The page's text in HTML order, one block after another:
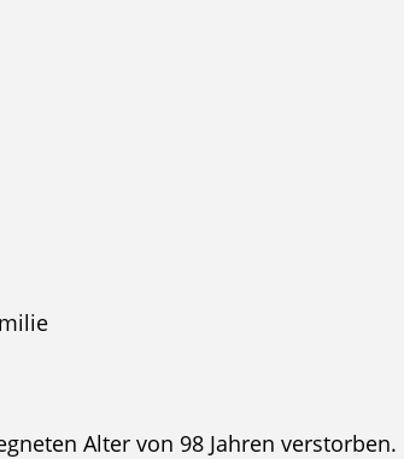
Alter von 98 Jahren verstorben.